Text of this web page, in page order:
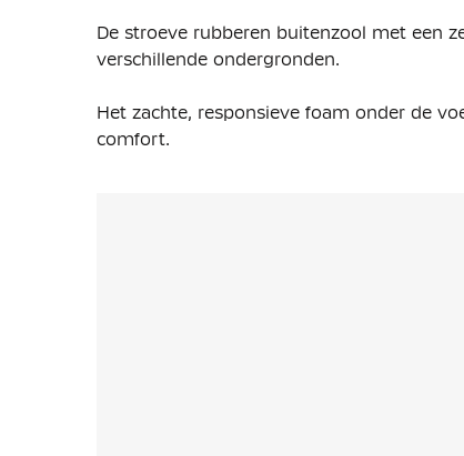
De stroeve rubberen buitenzool met een
verschillende ondergronden.
Het zachte, responsieve foam onder de
comfort.